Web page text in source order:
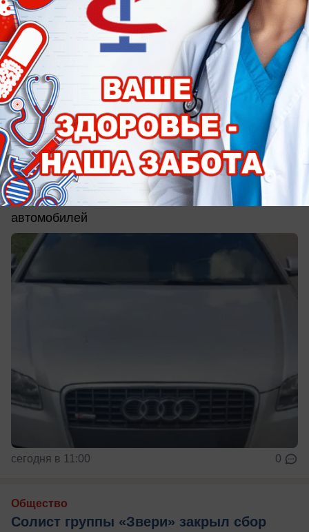
сегодня в 12:00 3
Общество
Таможенники Таганрога возбудили 17
дел из-за незаконного вывоза
транспорта из зоны ЕАЭС
Эта статья предполагает конфискацию
автомобилей
сегодня в 11:00 0
Общество
Солист группы «Звери» закрыл сбор